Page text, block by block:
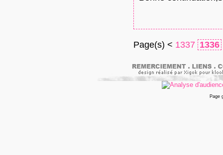
Page(s) < 1337 1336
Page